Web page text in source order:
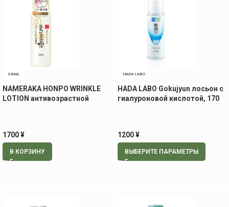
SANA
NAMERAKA HONPO WRINKLE
LOTION антивозрастной
1700¥
В КОРЗИНУ
HADA LABO
HADA LABO Gokujyun лосьон с
гиалуроновой кислотой, 170
1200¥
ВЫБЕРИТЕ ПАРАМЕТРЫ